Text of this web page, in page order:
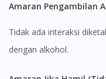
Amaran Pengambilan
Tidak ada interaksi
dengan alkohol.